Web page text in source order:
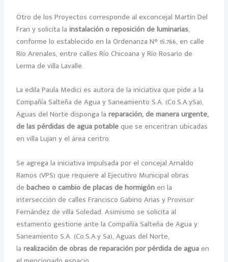
Otro de los Proyectos corresponde al exconcejal Martín Del
Frari y solicita lainstalación o reposición de luminarias,
conforme lo establecido en la Ordenanza N° 15.766, en calle
Río Arenales, entre calles Río Chicoana y Río Rosario de
Lerma de villa Lavalle.
La edila Paula Medici es autora de la iniciativa que pide a la
Compañía Salteña de Agua y Saneamiento S.A. (Co.S.A.ySa),
Aguas del Norte disponga lareparación, de manera urgente,
de las pérdidas de agua potableque se encentran ubicadas
en villa Lujan y el área centro.
Se agrega la iniciativa impulsada por el concejal Arnaldo
Ramos (VPS) que requiere al Ejecutivo Municipal obras
debacheo o cambio de placas de hormigónen la
intersección de calles Francisco Gabino Arias y Provisor
Fernández de villa Soledad. Asimismo se solicita al
estamento gestione ante la Compañía Salteña de Agua y
Saneamiento S.A. (Co.S.A.y Sa), Aguas del Norte,
larealización de obras de reparación por pérdida de aguaen